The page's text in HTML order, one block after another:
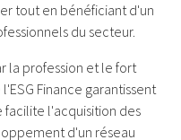
tout en bénéficiant d'un
du secteur.
la profession et le fort
Finance garantissent
facilite l'acquisition des
d'un réseau